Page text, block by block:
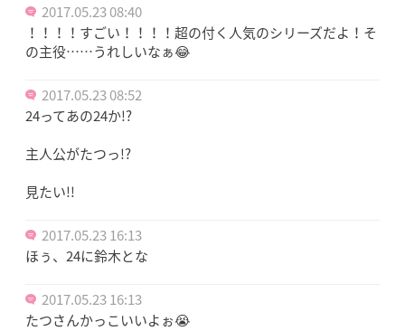
2017.05.23 08:40
！！！！すごい！！！！超の付く人気のシリーズだよ！そ
の主役……うれしいなぁ😂
2017.05.23 08:52
24ってあの24か!?
主人公がたつっ!?
見たい!!
2017.05.23 16:13
ほぅ、24に鈴木とな
2017.05.23 16:13
たつさんかっこいいよぉ😭